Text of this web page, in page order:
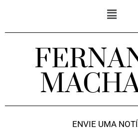
ENVIE UMA